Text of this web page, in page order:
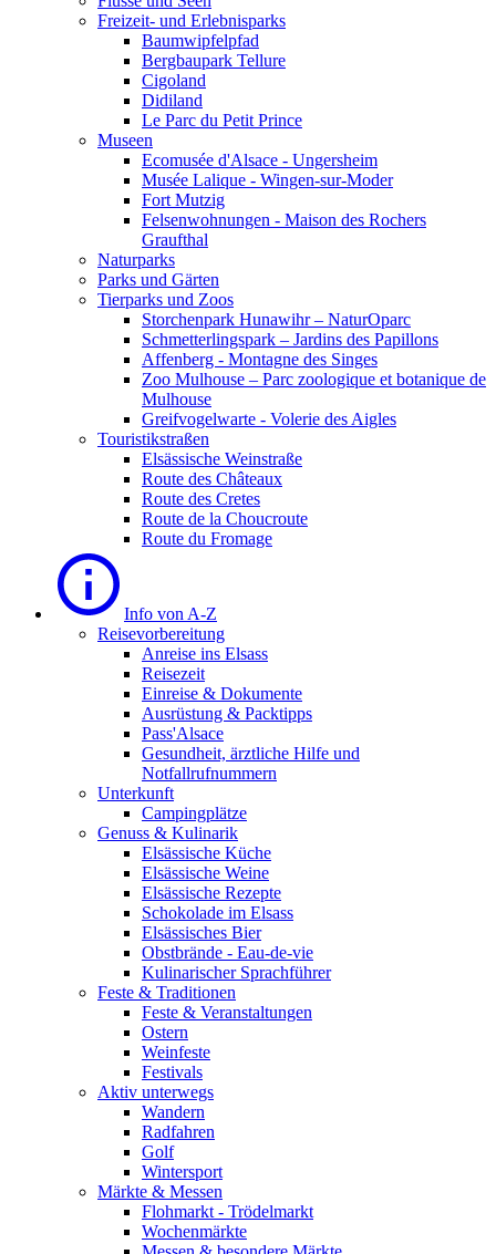
Freizeit- und Erlebnisparks
Baumwipfelpfad
Bergbaupark Tellure
Cigoland
Didiland
Le Parc du Petit Prince
Museen
Ecomusée d'Alsace - Ungersheim
Musée Lalique - Wingen-sur-Moder
Fort Mutzig
Felsenwohnungen - Maison des Rochers
Graufthal
Naturparks
Parks und Gärten
Tierparks und Zoos
Storchenpark Hunawihr – NaturOparc
Schmetterlingspark – Jardins des Papillons
Affenberg - Montagne des Singes
Zoo Mulhouse – Parc zoologique et botanique de
Mulhouse
Greifvogelwarte - Volerie des Aigles
Touristikstraßen
Elsässische Weinstraße
Route des Châteaux
Route des Cretes
Route de la Choucroute
Route du Fromage
Info von A-Z
Reisevorbereitung
Anreise ins Elsass
Reisezeit
Einreise & Dokumente
Ausrüstung & Packtipps
Pass'Alsace
Gesundheit, ärztliche Hilfe und
Notfallrufnummern
Unterkunft
Campingplätze
Genuss & Kulinarik
Elsässische Küche
Elsässische Weine
Elsässische Rezepte
Schokolade im Elsass
Elsässisches Bier
Obstbrände - Eau-de-vie
Kulinarischer Sprachführer
Feste & Traditionen
Feste & Veranstaltungen
Ostern
Weinfeste
Festivals
Aktiv unterwegs
Wandern
Radfahren
Golf
Wintersport
Märkte & Messen
Flohmarkt - Trödelmarkt
Wochenmärkte